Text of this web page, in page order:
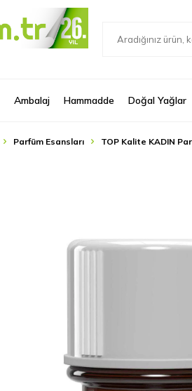
Ambalaj Hammadde Doğal Yağlar
Parfüm Esansları TOP Kalite KADIN